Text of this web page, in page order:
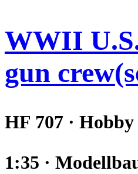
WWII
gun
HF 707 ·
1:35 ·